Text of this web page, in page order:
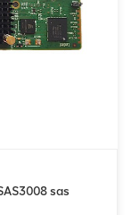
sas